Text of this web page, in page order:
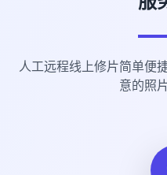
人工远程线上修片简单便
意的照